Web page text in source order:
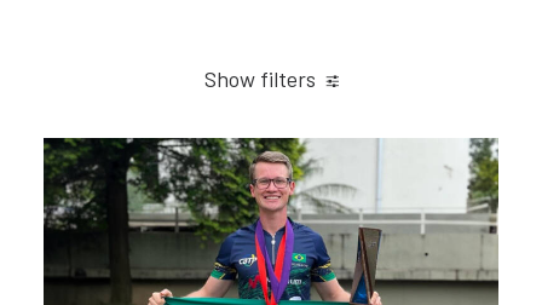
Show filters